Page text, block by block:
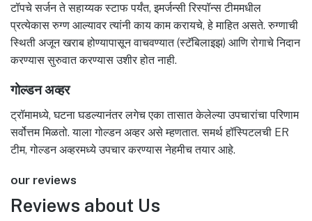
टॉपचे सर्जन ते सहाय्यक स्टाफ पर्यंत, इमर्जन्सी रिस्पॉन्स टीममधील
प्रत्येकास रुग्ण आल्यावर त्यांनी काय काम करायचे, हे माहित असते. रुग्णाची
स्थिती अजून खराब होण्यापासून वाचवण्यात (स्टॅबिलाइझ) आणि रोगाचे निदान
करण्यास सुरुवात करण्यास उशीर होत नाही.
गोल्डन अव्हर
ट्रॉमामध्ये, घटना घडल्यानंतर लगेच एका तासात केलेल्या उपचारांचा परिणाम
सर्वोत्तम मिळतो. याला गोल्डन अव्हर असे म्हणतात. समर्थ हॉस्पिटलची ER
टीम, गोल्डन अव्हरमध्ये उपचार करण्यास नेहमीच तयार आहे.
our reviews
Reviews about Us